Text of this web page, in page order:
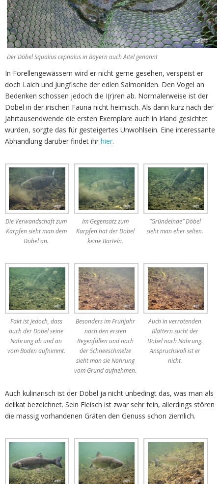
Der Döbel Squalius cephalus in Bayern auch Aitel genannt
In Forellengewässern wird er nicht gerne gesehen, verspeist er
doch Laich und Jungfische der edlen Salmoniden. Den Vogel an
Bedenken schossen jedoch die I(r)ren ab. Normalerweise ist der
Döbel in der irischen Fauna nicht heimisch. Als dann kurz nach der
Jahrtausendwende die ersten Exemplare auch in Irland gesichtet
wurden, sorgte das für gesteigertes Unwohlsein. Eine interessante
Abhandlung darüber findet ihr hier.
Die Verwandschaft zum
Karpfen sieht man dem
Döbel an.
Im Gegensatz zum
Karpfen hat der Döbel
keine Barteln.
“Gründelnde” Döbel
sieht man eher selten.
Fakt ist jedoch, dass
auch der Döbel seine
Nahrung ab und an
vom Boden aufnimmt.
Besonders im Frühjahr
nach den ersten
Regenfällen und nach
der Schneeschmelze
sieht man sie Nahrung
vom Grund aufnehmen.
Auch in verrotenden
Blättern sucht der
Döbel nach Nahrung.
Anspruchsvoll ist er
nicht.
Auch kulinarisch ist der Döbel ja nicht unbedingt das, was man als
delikat bezeichnet. Sein Fleisch ist zwar sehr fein, allerdings stören
die massig vorhandenen Gräten den Genuss schon ziemlich.